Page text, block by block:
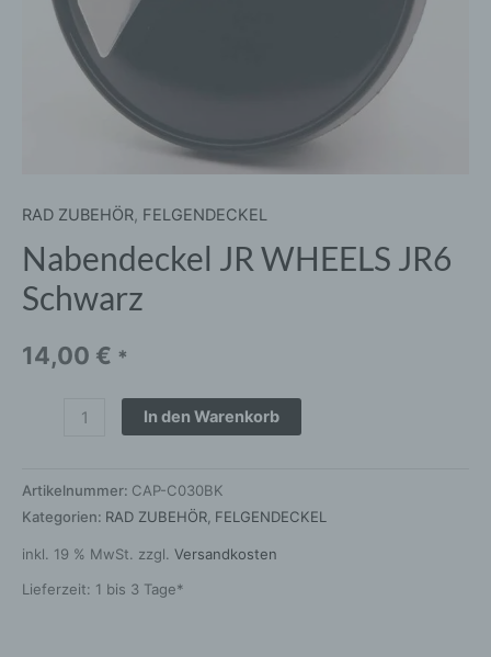
RAD ZUBEHÖR, FELGENDECKEL
Nabendeckel JR WHEELS JR6
Schwarz
14,00 € *
In den Warenkorb
Artikelnummer: CAP-C030BK
Kategorien: RAD ZUBEHÖR FELGENDECKEL
inkl. 19 % MwSt. zzgl. Versandkosten
Lieferzeit: 1 bis 3 Tage*